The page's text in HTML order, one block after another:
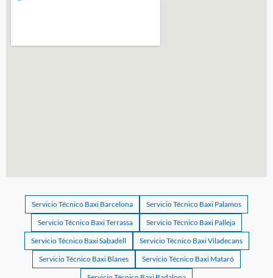
Servicio Técnico Baxi Barcelona
Servicio Técnico Baxi Palamos
Servicio Técnico Baxi Terrassa
Servicio Técnico Baxi Palleja
Servicio Técnico Baxi Sabadell
Servicio Técnico Baxi Viladecans
Servicio Técnico Baxi Blanes
Servicio Técnico Baxi Mataró